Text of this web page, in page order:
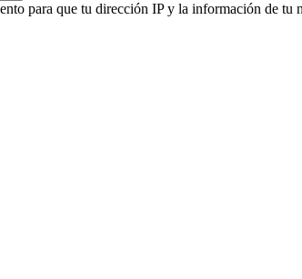
para que tu dirección IP y la información de tu